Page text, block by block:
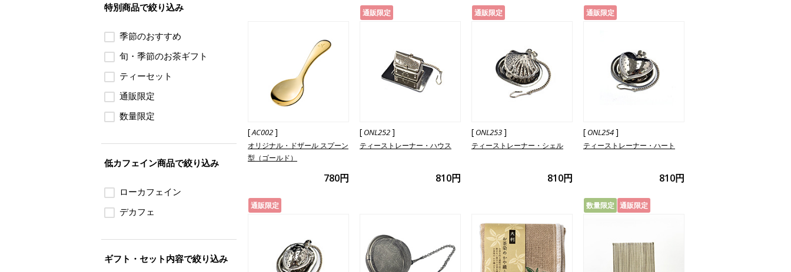
[AC002]
オリジナル・ドザール スプーン
型（ゴールド）
780円
通販限定
[ ONL252]
ティーストレーナー・ハウス
810円
通販限定
[ ONL253]
ティーストレーナー・シェル
810円
通販限定
[ ONL254]
ティーストレーナー・ハート
810円
通販限定 数量限定 通販限定
特別商品で絞り込み
季節のおすすめ
旬・季節のお茶ギフト
ティーセット
通販限定
数量限定
低カフェイン商品で絞り込み
ローカフェイン
デカフェ
ギフト・セット内容で絞り込み